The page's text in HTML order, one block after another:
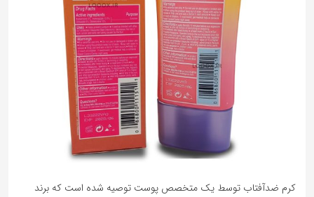
کرم ضدآفتاب توسط یک متخصص پوست توصیه شده است که برند